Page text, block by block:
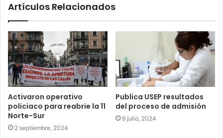
Artículos Relacionados
Activaron operativo
policiaco para reabrie la 11
Norte-Sur
2 septiembre, 2024
Publica USEP resultados
del proceso de admisión
9 julio, 2024